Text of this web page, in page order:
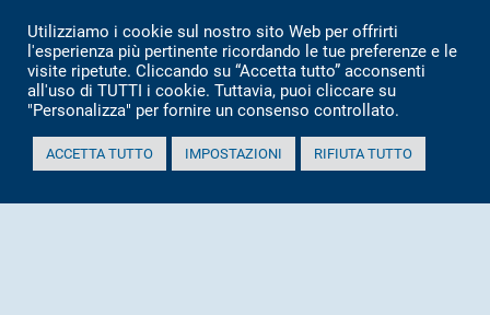
Search
CONTATTI:
SEDE: TEL.
071 7976209
Utilizziamo i cookie sul nostro sito Web per offrirti
l'esperienza più pertinente ricordando le tue preferenze e le
visite ripetute. Cliccando su “Accetta tutto” acconsenti
all'uso di TUTTI i cookie. Tuttavia, puoi cliccare su
"Personalizza" per fornire un consenso controllato.
ACCETTA TUTTO IMPOSTAZIONI RIFIUTA TUTTO